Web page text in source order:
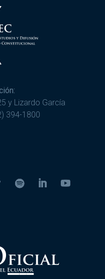
y Lizardo García
394-1800